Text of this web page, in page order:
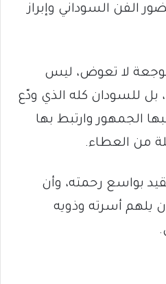
السوداني وإبراز
لا تعوض، ليس
للسودان كله الذي ودّع
الجمهور وارتبط بها
من العطاء.
بواسع رحمته، وأن
يلهم أسرته وذويه